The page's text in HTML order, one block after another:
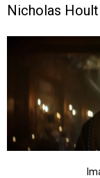
Nicholas